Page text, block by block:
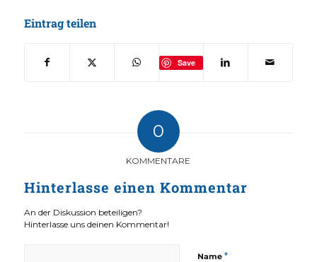
Eintrag teilen
Save
0
KOMMENTARE
Hinterlasse einen Kommentar
An der Diskussion beteiligen?
Hinterlasse uns deinen Kommentar!
Name *